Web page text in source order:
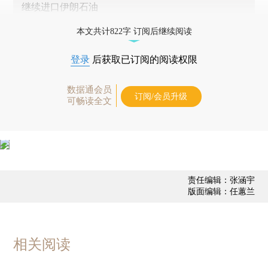
继续进口伊朗石油
本文共计822字 订阅后继续阅读
登录 后获取已订阅的阅读权限
数据通会员
可畅读全文
订阅/会员升级
责任编辑：张涵宇
版面编辑：任蕙兰
相关阅读